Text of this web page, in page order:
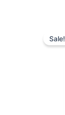
Sale!